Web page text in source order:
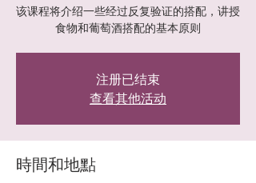
该课程将介绍一些经过反复验证的搭配，讲授
食物和葡萄酒搭配的基本原则
注册已结束
查看其他活动
時間和地點